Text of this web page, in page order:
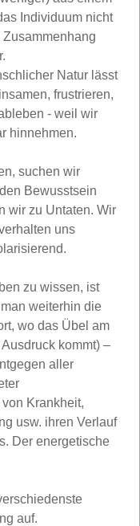
Individuum nicht
Natur lässt
frustrieren,
- weil wir
hinnehmen.
suchen wir
Bewusstsein
wir zu Untaten. Wir
uns
zu wissen, ist
weiterhin die
wo das Übel am
kommt) –
aller
Krankheit,
usw. ihren Verlauf
Der energetische
auf.